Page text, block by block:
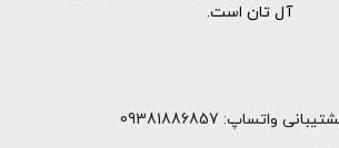
آل تان است.
واتساپ: 09381886857